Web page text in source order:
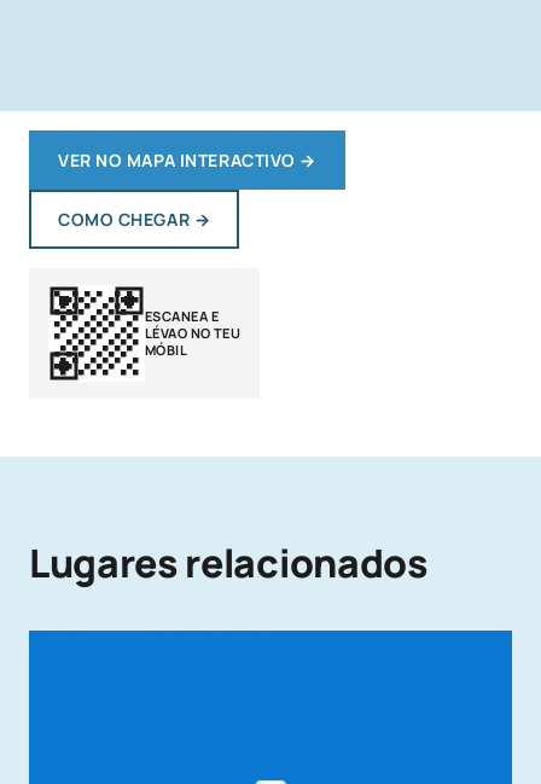
VER NO MAPA INTERACTIVO →
COMO CHEGAR →
ESCANEA E
LÉVAO NO TEU
MÓBIL
Lugares relacionados